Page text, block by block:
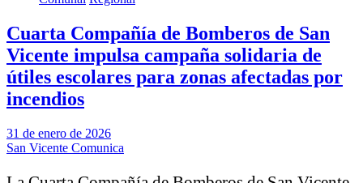
Cuarta Compañía de Bomberos de San
Vicente impulsa campaña solidaria de
útiles escolares para zonas afectadas por
incendios
31 de enero de 2026
San Vicente Comunica